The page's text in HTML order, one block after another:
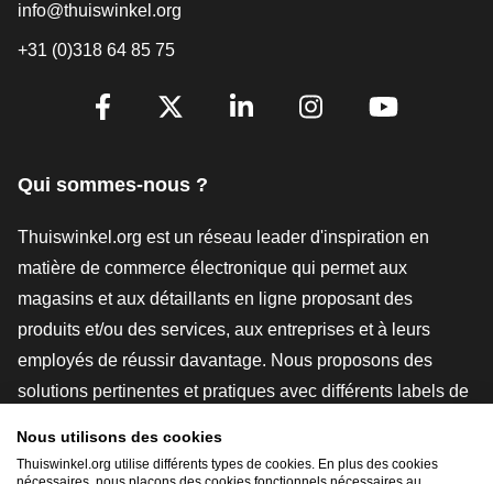
info@thuiswinkel.org
+31 (0)318 64 85 75
[_General:SocialMediaTitle]
Qui sommes-nous ?
Thuiswinkel.org est un réseau leader d'inspiration en
matière de commerce électronique qui permet aux
magasins et aux détaillants en ligne proposant des
produits et/ou des services, aux entreprises et à leurs
employés de réussir davantage. Nous proposons des
solutions pertinentes et pratiques avec différents labels de
Nous utilisons des cookies
Thuiswinkel.org utilise différents types de cookies. En plus des cookies